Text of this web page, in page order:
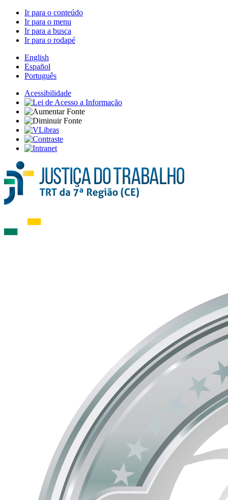
Ir para o conteúdo
Ir para o menu
Ir para a busca
Ir para o rodapé
English
Español
Português
Acessibilidade